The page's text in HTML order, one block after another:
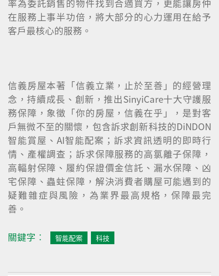
率為委託銷售的物件找到合適買方，更能讓房仲
在服務上事半功倍，將大部分的心力運用在給予
客戶最核心的服務。
信義房屋本著「信義立業，止於至善」的經營理
念，持續成長、創新，推出SinyiCare十大守護服
務保障，象徵「你的房屋，信義在乎」，是對客
戶無微不至的關懷，包含訴求創新科技的DiNDON
智能賞屋、AI智能配案；訴求資訊透明的即時行
情、產權調查；訴求保障服務的高氯離子保障，
高輻射保障、履約保證價金信託、漏水保障、凶
宅保障、蟲蛀保障，解決消費者購屋可能遇到的
疑難雜症與風險，為業界最高規格，保障最完
善。
關鍵字︰ 智能配案 科技